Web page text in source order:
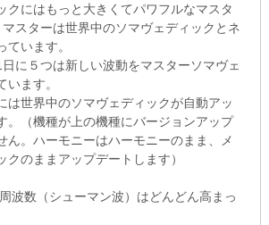
クにはもっと大きくてパワフルなマスタ
スターは世界中のソマヴェディックとネ
ています。
に５つは新しい波動をマスターソマヴェ
ます。
は世界中のソマヴェディックが自動アッ
。（機種が上の機種にバージョンアップ
ん。ハーモニーはハーモニーのまま、メ
クのままアップデートします）
波数（シューマン波）はどんどん高まっ